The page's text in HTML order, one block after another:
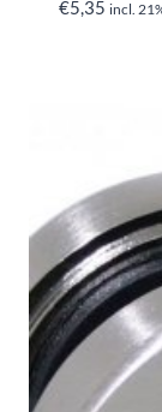
€5,35 incl.